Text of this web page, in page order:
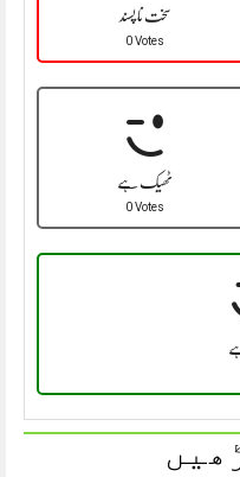
سخت نا پسند
0 Votes
ٹھیک ہے
0 Votes